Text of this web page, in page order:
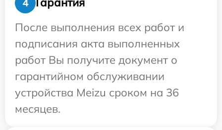
4
После выполнения всех работ и
подписания акта выполненных
работ Вы получите документ о
гарантийном обслуживании
устройства Meizu сроком на 36
месяцев.